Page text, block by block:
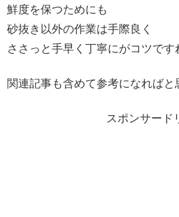
鮮度を保つためにも
砂抜き以外の作業は手際良く
ささっと手早く丁寧にがコツです
関連記事も含めて参考になればと
スポンサード